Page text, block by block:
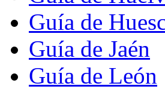
Guía de
Guía de Jaén
Guía de León